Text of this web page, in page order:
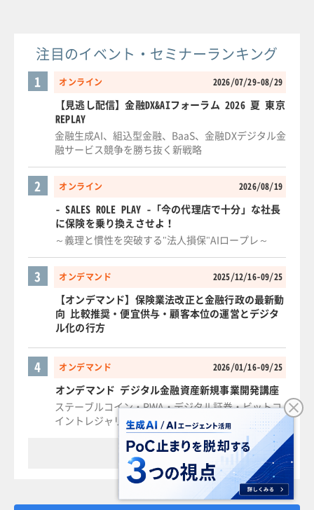
注目のイベント・セミナーランキング
オンライン 2026/07/29-08/29
1
【見逃し配信】金融DX&AIフォーラム 2026 夏 東京
REPLAY
金融生成AI、組込型金融、BaaS、金融DXデジタル金
融サービス競争を勝ち抜く新戦略
オンライン 2026/08/19
2
- SALES ROLE PLAY -「今の代理店で十分」な社長
に保険を乗り換えさせよ！
～義理と慣性を突破する"法人損保"AIロープレ～
オンデマンド 2025/12/16-09/25
3
【オンデマンド】保険業法改正と金融行政の最新動
向 比較推奨・便宜供与・顧客本位の運営とデジタ
ル化の行方
オンデマンド 2026/01/16-09/25
4
オンデマンド デジタル金融資産新規事業開発講座
ステーブルコイン・RWA・デジタル証券・ビットコ
イントレジャリーの実装と未来戦略
もっと見る